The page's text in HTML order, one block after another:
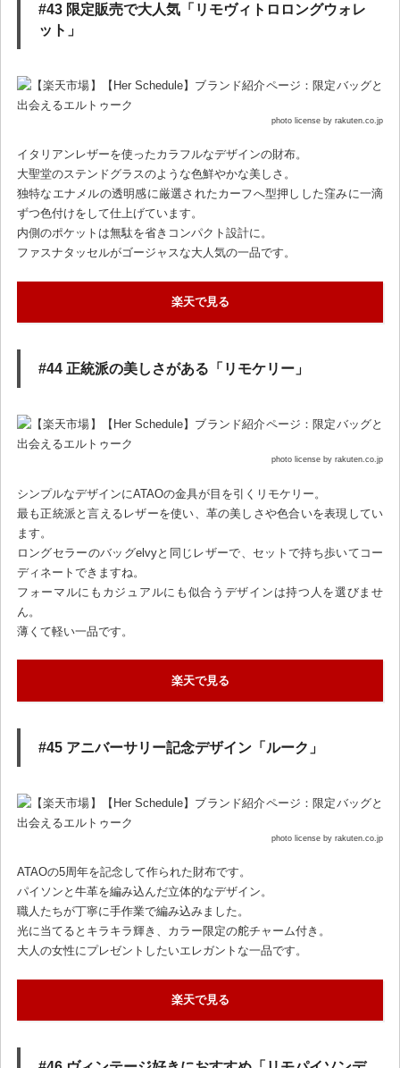
#43 限定販売で大人気「リモヴィトロロングウォレ
ット」
photo license by rakuten.co.jp
イタリアンレザーを使ったカラフルなデザインの財布。
大聖堂のステンドグラスのような色鮮やかな美しさ。
独特なエナメルの透明感に厳選されたカーフへ型押しした窪みに一滴
ずつ色付けをして仕上げています。
内側のポケットは無駄を省きコンパクト設計に。
ファスナタッセルがゴージャスな大人気の一品です。
楽天で見る
#44 正統派の美しさがある「リモケリー」
photo license by rakuten.co.jp
シンプルなデザインにATAOの金具が目を引くリモケリー。
最も正統派と言えるレザーを使い、革の美しさや色合いを表現してい
ます。
ロングセラーのバッグelvyと同じレザーで、セットで持ち歩いてコー
ディネートできますね。
フォーマルにもカジュアルにも似合うデザインは持つ人を選びませ
ん。
薄くて軽い一品です。
楽天で見る
#45 アニバーサリー記念デザイン「ルーク」
photo license by rakuten.co.jp
ATAOの5周年を記念して作られた財布です。
パイソンと牛革を編み込んだ立体的なデザイン。
職人たちが丁寧に手作業で編み込みました。
光に当てるとキラキラ輝き、カラー限定の舵チャーム付き。
大人の女性にプレゼントしたいエレガントな一品です。
楽天で見る